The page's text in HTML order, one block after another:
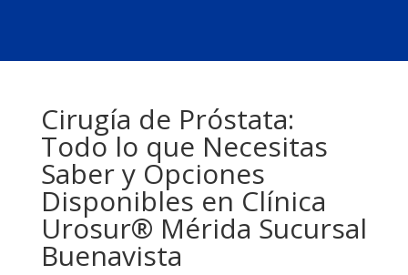
Cirugía de Próstata:
Todo lo que Necesitas
Saber y Opciones
Disponibles en Clínica
Urosur® Mérida Sucursal
Buenavista